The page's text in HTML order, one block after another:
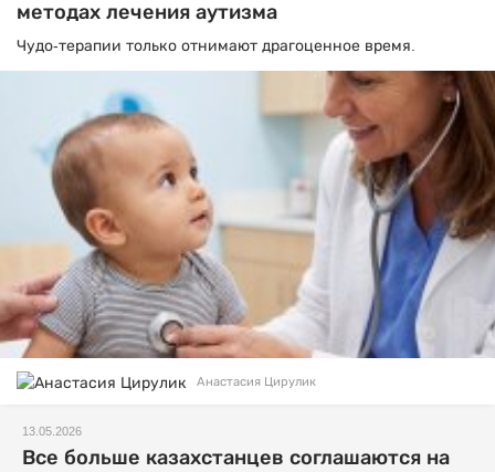
методах лечения аутизма
Чудо-терапии только отнимают драгоценное время.
Анастасия Цирулик
13.05.2026
Все больше казахстанцев соглашаются на